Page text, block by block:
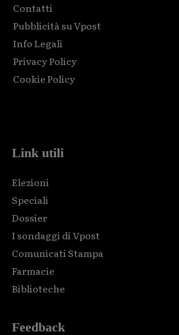
Contatti
Pubblicità su Vpost
Info Legali
Privacy Policy
Cookie Policy
Link utili
Elezioni
Speciali
Dossier
I sondaggi di Vpost
Comunicati Stampa
Farmacie
Biblioteche
Feedback